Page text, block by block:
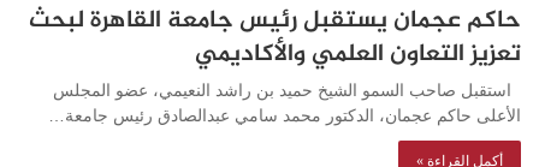
حاكم عجمان يستقبل رئيس جامعة القاهرة لبحث
تعزيز التعاون العلمي والأكاديمي
استقبل صاحب السمو الشيخ حميد بن راشد النعيمي، عضو المجلس
الأعلى حاكم عجمان، الدكتور محمد سامي عبدالصادق رئيس جامعة…
أكمل القراءة »